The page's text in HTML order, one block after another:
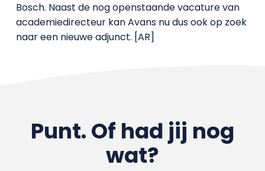
Bosch. Naast de nog openstaande vacature van
academiedirecteur kan Avans nu dus ook op zoek
naar een nieuwe adjunct. [AR]
Punt. Of had jij nog
wat?